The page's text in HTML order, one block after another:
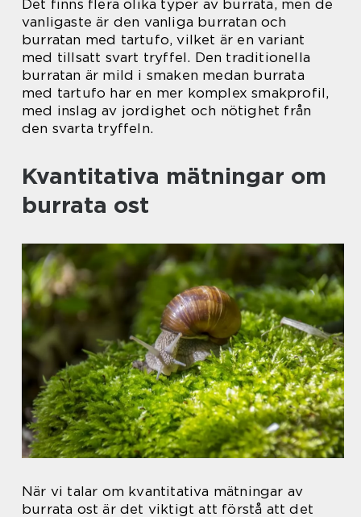
Det finns flera olika typer av burrata, men de
vanligaste är den vanliga burratan och
burratan med tartufo, vilket är en variant
med tillsatt svart tryffel. Den traditionella
burratan är mild i smaken medan burrata
med tartufo har en mer komplex smakprofil,
med inslag av jordighet och nötighet från
den svarta tryffeln.
Kvantitativa mätningar om
burrata ost
När vi talar om kvantitativa mätningar av
burrata ost är det viktigt att förstå att det